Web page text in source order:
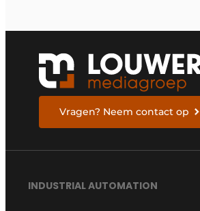
Vragen? Neem contact op
INDUSTRIAL AUTOMATION